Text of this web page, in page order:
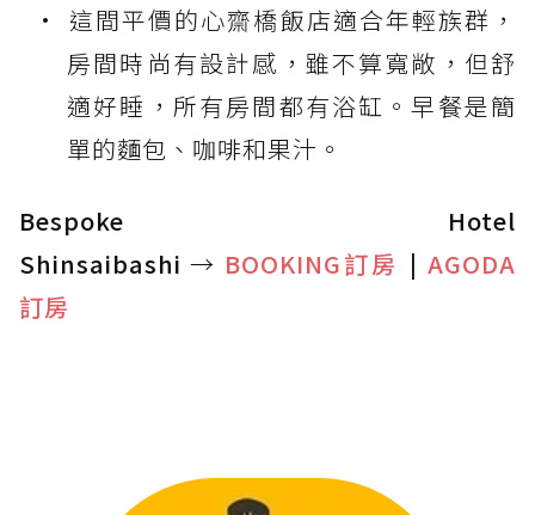
這間平價的心齋橋飯店適合年輕族群，
房間時尚有設計感，雖不算寬敞，但舒
適好睡，所有房間都有浴缸。早餐是簡
單的麵包、咖啡和果汁。
Bespoke Hotel
Shinsaibashi → BOOKING訂房 |AGODA
訂房